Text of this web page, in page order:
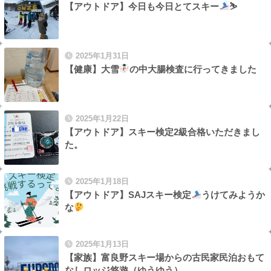
【アウトドア】今日も今日とてスキー ⛷
2025年1月31日
【健康】大雪 の中大腸検査に行ってきました
2025年1月22日
【アウトドア】スキー検定2級合格いただきまし
た。
2025年1月18日
【アウトドア】SAJスキー検定
うけてみようか
な
2025年1月13日
【家族】富良野スキー場からの古民家民泊おもて